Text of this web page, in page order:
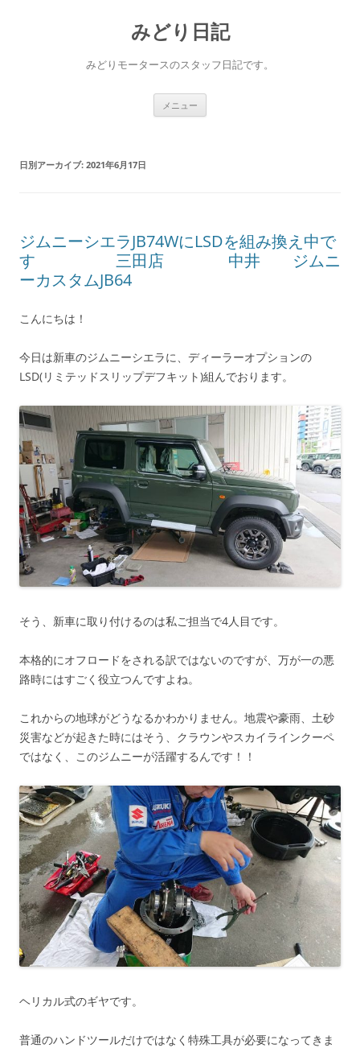
みどり日記
みどりモータースのスタッフ日記です。
メニュー
日別アーカイブ: 2021年6月17日
ジムニーシエラJB74WにLSDを組み換え中で
す 三田店 中井 ジムニ
ーカスタムJB64
こんにちは！
今日は新車のジムニーシエラに、ディーラーオプションの
LSD(リミテッドスリップデフキット)組んでおります。
そう、新車に取り付けるのは私ご担当で4人目です。
本格的にオフロードをされる訳ではないのですが、万が一の悪
路時にはすごく役立つんですよね。
これからの地球がどうなるかわかりません。地震や豪雨、土砂
災害などが起きた時にはそう、クラウンやスカイラインクーペ
ではなく、このジムニーが活躍するんです！！
ヘリカル式のギヤです。
普通のハンドツールだけではなく特殊工具が必要になってきま